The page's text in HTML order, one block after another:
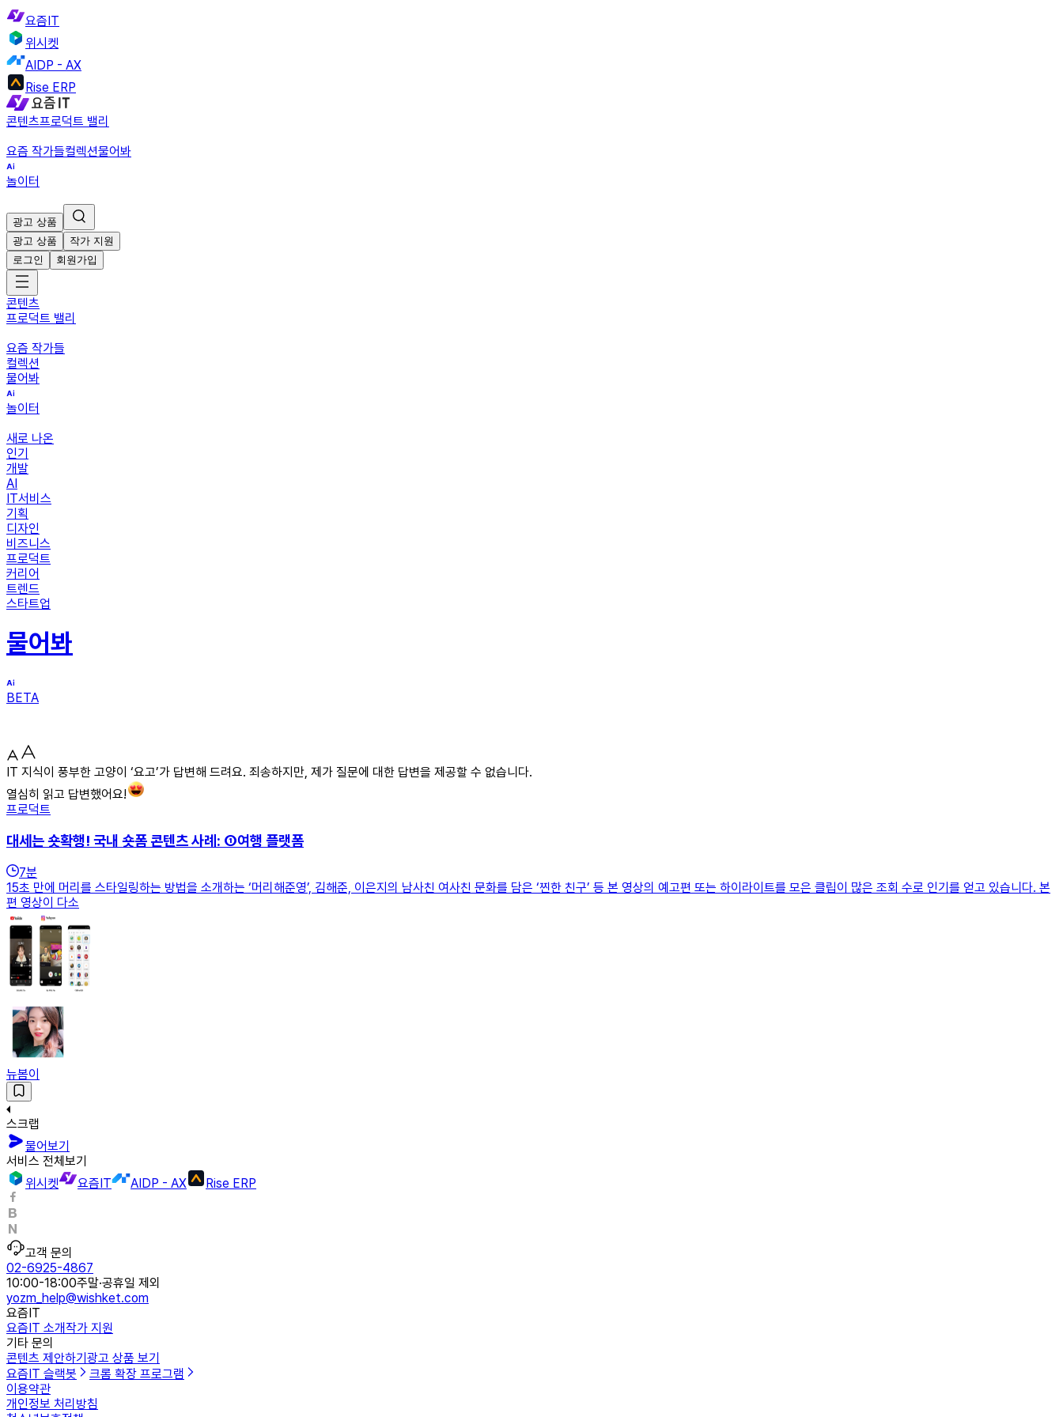
요즘IT
위시켓
AIDP - AX
Rise ERP
콘텐츠프로덕트 밸리
요즘 작가들컬렉션물어봐
놀이터
광고 상품
광고 상품
작가 지원
로그인
회원가입
콘텐츠
프로덕트 밸리
요즘 작가들
컬렉션
물어봐
놀이터
새로 나온
인기
개발
AI
IT서비스
기획
디자인
비즈니스
프로덕트
커리어
트렌드
스타트업
물어봐
BETA
IT 지식이 풍부한 고양이 ‘요고’가 답변해 드려요. 죄송하지만, 제가 질문에 대한 답변을 제공할 수 없습니다.
열심히 읽고 답변했어요!
프로덕트
대세는 숏확행! 국내 숏폼 콘텐츠 사례: ①여행 플랫폼
7분
15초 만에 머리를 스타일링하는 방법을 소개하는 ‘머리해준영’, 김해준, 이은지의 남사친 여사친 문화를 담은 ‘찐한 친구’ 등 본 영상의 예고편 또는 하이라이트를 모은 클립이 많은 조회 수로 인기를 얻고 있습니다. 본
편 영상이 다소
뉴봄이
스크랩
물어보기
서비스 전체보기
위시켓
요즘IT AIDP - AX Rise ERP
고객 문의
02-6925-4867
10:00-18:00주말·공휴일 제외
yozm_help@wishket.com
요즘IT
요즘IT 소개작가 지원
기타 문의
콘텐츠 제안하기 광고 상품 보기
요즘IT 슬랙봇
크롬 확장 프로그램
이용약관
개인정보 처리방침